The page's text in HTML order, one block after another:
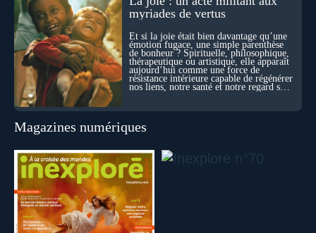
myriades de vertus
Et si la joie était bien davantage qu’une
émotion fugace, une simple parenthèse
de bonheur ? Spirituelle, philosophique,
thérapeutique ou artistique, elle apparaît
aujourd’hui comme une force de
résistance intérieure capable de régénérer
nos liens, notre santé et notre regard sur
Magazines numériques